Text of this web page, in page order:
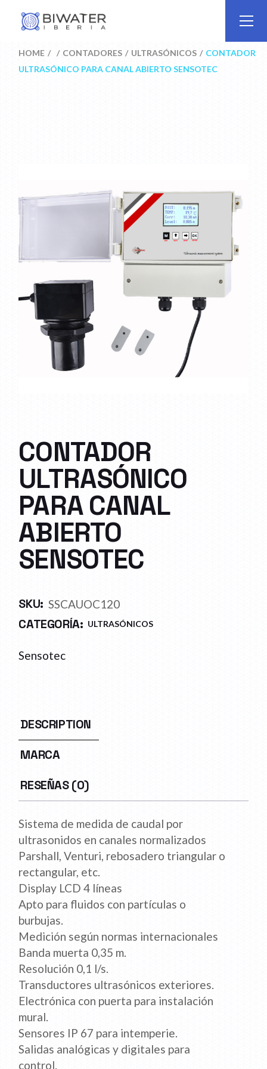
HOME CONTADORES ULTRASÓNICOS
CONTADOR
ULTRASÓNICO PARA CANAL ABIERTO SENSOTEC
CONTADOR
ULTRASÓNICO
PARA CANAL
ABIERTO
SENSOTEC
SKU: SSCAUOC120
CATEGORÍA: ULTRASÓNICOS
Sensotec
DESCRIPTION
MARCA
RESEÑAS (0)
Sistema de medida de caudal por
ultrasonidos en canales normalizados
Parshall, Venturi, rebosadero triangular o
rectangular, etc.
Display LCD 4 líneas
Apto para fluidos con partículas o
burbujas.
Medición según normas internacionales
Banda muerta 0,35 m.
Resolución 0,1 l/s.
Transductores ultrasónicos exteriores.
Electrónica con puerta para instalación
mural.
Sensores IP 67 para intemperie.
Salidas analógicas y digitales para
control.